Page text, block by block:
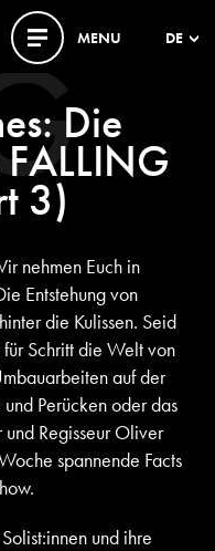
MENU DE
Die
3)
nehmen Euch in
Entstehung von
die Kulissen. Seid
Schritt die Welt von
auf der
Perücken oder das
Regisseur Oliver
spannende Facts
und ihre